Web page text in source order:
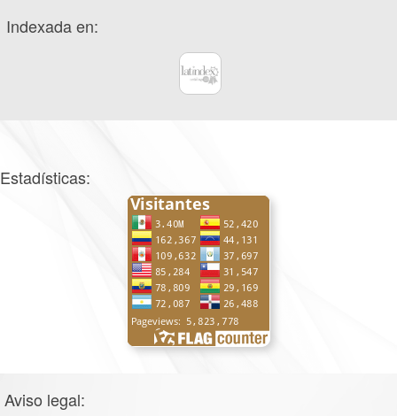
Indexada en:
Estadísticas:
Aviso legal: